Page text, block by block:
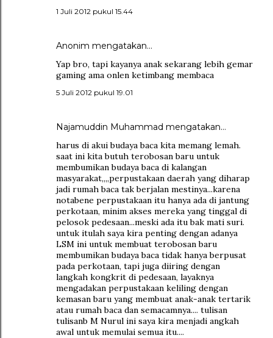
1 Juli 2012 pukul 15.44
Anonim mengatakan…
Yap bro, tapi kayanya anak sekarang lebih gemar
gaming ama onlen ketimbang membaca
5 Juli 2012 pukul 19.01
Najamuddin Muhammad mengatakan…
harus di akui budaya baca kita memang lemah.
saat ini kita butuh terobosan baru untuk
membumikan budaya baca di kalangan
masyarakat,,,,perpustakaan daerah yang diharap
jadi rumah baca tak berjalan mestinya...karena
notabene perpustakaan itu hanya ada di jantung
perkotaan, minim akses mereka yang tinggal di
pelosok pedesaan...meski ada itu bak mati suri.
untuk itulah saya kira penting dengan adanya
LSM ini untuk membuat terobosan baru
membumikan budaya baca tidak hanya berpusat
pada perkotaan, tapi juga diiring dengan
langkah kongkrit di pedesaan, layaknya
mengadakan perpustakaan keliling dengan
kemasan baru yang membuat anak-anak tertarik
atau rumah baca dan semacamnya.... tulisan
tulisanb M Nurul ini saya kira menjadi angkah
awal untuk memulai semua itu....